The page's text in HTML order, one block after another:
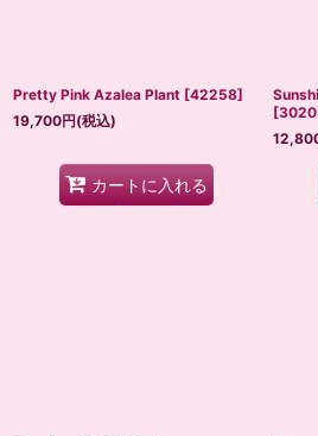
Pretty Pink Azalea Plant [42258]
19,700円(税込)
カートに入れる
[